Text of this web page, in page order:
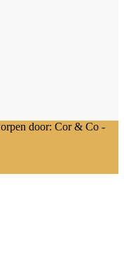
door: Cor & Co -